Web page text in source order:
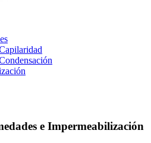
e Impermeabilización